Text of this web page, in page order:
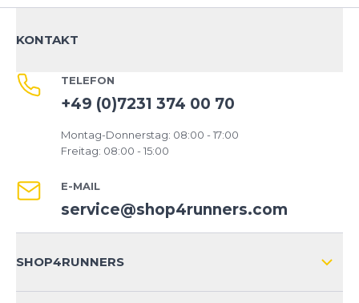
KONTAKT
TELEFON
+49 (0)7231 374 00 70
Montag-Donnerstag: 08:00 - 17:00
Freitag: 08:00 - 15:00
E-MAIL
service@shop4runners.com
SHOP4RUNNERS